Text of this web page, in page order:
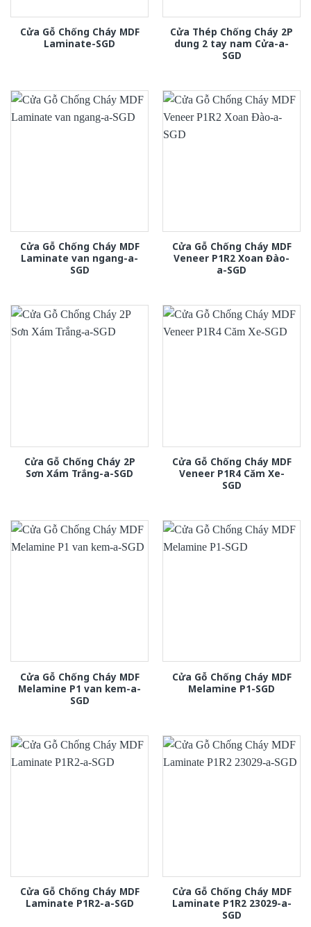
Cửa Gỗ Chống Cháy MDF
Laminate-SGD
Cửa Thép Chống Cháy 2P
dung 2 tay nam Cửa-a-
SGD
Cửa Gỗ Chống Cháy MDF
Laminate van ngang-a-
SGD
Cửa Gỗ Chống Cháy MDF
Veneer P1R2 Xoan Đào-
a-SGD
Cửa Gỗ Chống Cháy 2P
Sơn Xám Trắng-a-SGD
Cửa Gỗ Chống Cháy MDF
Veneer P1R4 Căm Xe-
SGD
Cửa Gỗ Chống Cháy MDF
Melamine P1 van kem-a-
SGD
Cửa Gỗ Chống Cháy MDF
Melamine P1-SGD
Cửa Gỗ Chống Cháy MDF
Laminate P1R2-a-SGD
Cửa Gỗ Chống Cháy MDF
Laminate P1R2 23029-a-
SGD